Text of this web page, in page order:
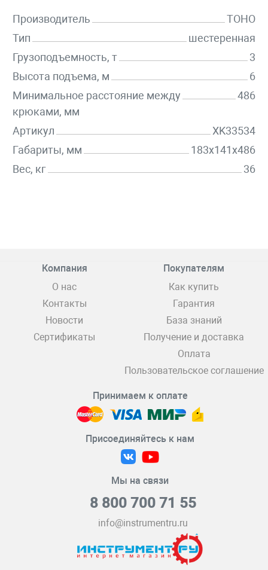
Производитель
TOHO
Тип
шестеренная
Грузоподъемность, т
3
Высота подъема, м
6
Минимальное расстояние между
крюками, мм
486
Артикул
XK33534
Габариты, мм
183x141x486
Вес, кг
36
Компания
О нас
Контакты
Новости
Сертификаты
Покупателям
Как купить
Гарантия
База знаний
Получение и доставка
Оплата
Пользовательское соглашение
Принимаем к оплате
Присоединяйтесь к нам
Мы на связи
8 800 700 71 55
info@instrumentru.ru